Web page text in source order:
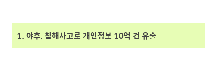
1. 야후, 침해사고로 개인정보 10억 건 유출